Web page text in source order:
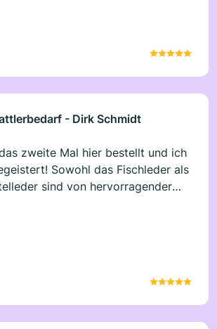
- Dirk Schmidt
zweite Mal hier bestellt und ich
Sowohl das Fischleder als
sind von hervorragender
mit superschneller Lieferung,
mir erfüllt. Hier ist auch der
Bestellungen ein König und ich
wärmstens empfehlen. Vielen
an das gesamte Team!